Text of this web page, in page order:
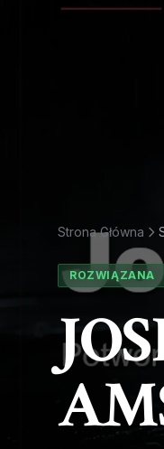
Strona Główna
ROZWIĄZANA